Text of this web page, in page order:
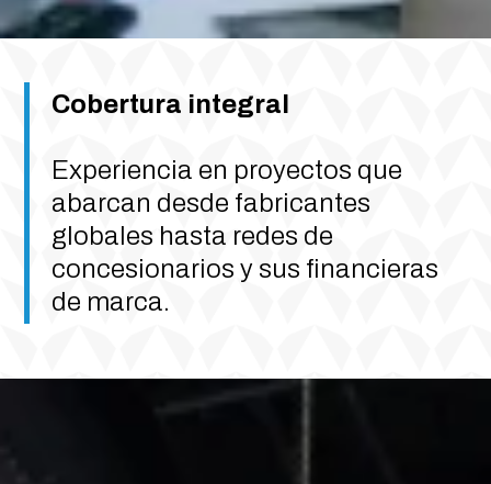
Cobertura integral
Experiencia en proyectos que
abarcan desde fabricantes
globales hasta redes de
concesionarios y sus financieras
de marca.